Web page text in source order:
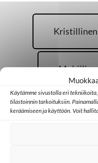
Käytämme sivustolla eri
tilastoinnin tarkoituksiin.
keräämiseen ja käyttöön. Voit
Kristillinen